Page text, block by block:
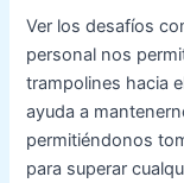
Ver los desafíos
personal nos
trampolines hacia
ayuda a
permitiéndonos
para superar